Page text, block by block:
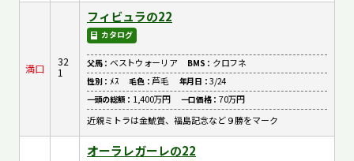
満口
32
1
フィビュラの22
カタログ
父馬：ベストウォーリア BMS： クロフネ
性別：ﾒｽ 毛色：芦毛 年月日：3/24
一頭の総額： 1,400万円 一口価格：70万円
近親ミトラは金鯱賞、福島記念など９勝をマーク
オーラレガーレの22